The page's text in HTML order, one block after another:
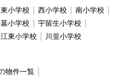
東小学校 西小学校
南小学校
小学校
宇留生小学校
江東小学校 川並小学校
物件一覧